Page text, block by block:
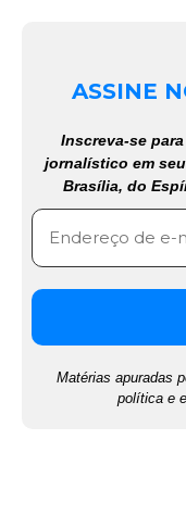
ASSINE
Inscreva-se
jornalístico em
Brasília, do
Matérias apuradas
política e